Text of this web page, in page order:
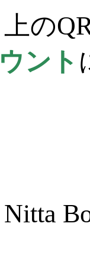
のQR
ント
Nitta